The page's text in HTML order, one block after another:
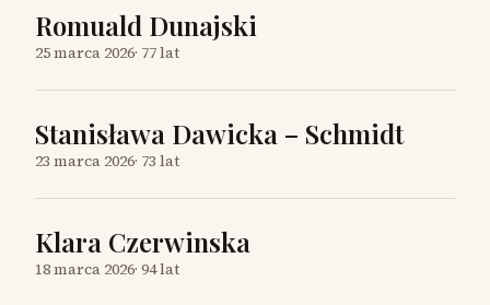
Romuald Dunajski
25 marca 2026· 77 lat
Stanisława Dawicka – Schmidt
23 marca 2026· 73 lat
Klara Czerwinska
18 marca 2026· 94 lat